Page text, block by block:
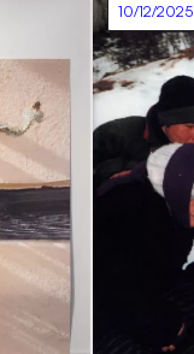
10/12/2025